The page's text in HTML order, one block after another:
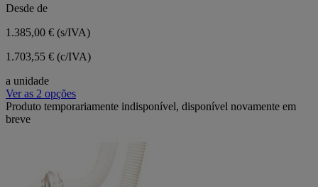
Desde de
1.385,00 € (s/IVA)
1.703,55 € (c/IVA)
a unidade
Ver as 2 opções
Produto temporariamente indisponível, disponível novamente em
breve